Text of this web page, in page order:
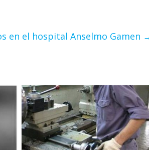
en el hospital Anselmo Gamen